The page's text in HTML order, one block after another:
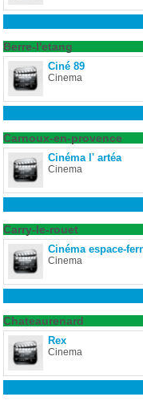
Berre-l'etang
Ciné 89
Cinema
Carnoux-en-provence
Cinéma l' artéa
Cinema
Carry-le-rouet
Cinéma espace-
Cinema
Chateaurenard
Rex
Cinema